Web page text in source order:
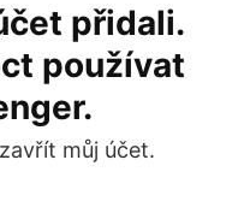
přidali.
používat
můj účet.